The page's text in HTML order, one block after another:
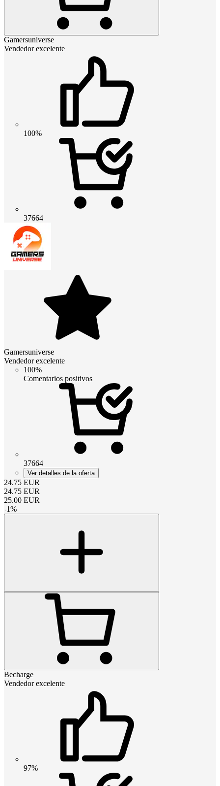
Gamersuniverse
Vendedor excelente
100%
37664
Gamersuniverse
Vendedor excelente
100%
Comentarios positivos
37664
Ver detalles de la oferta
24.75 EUR
24.75 EUR
25.00 EUR
-1%
Becharge
Vendedor excelente
97%